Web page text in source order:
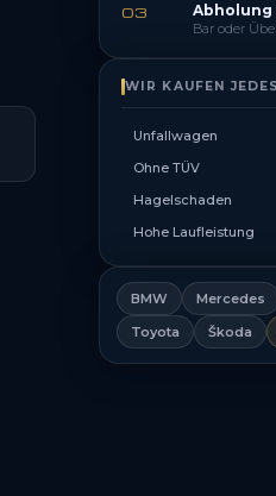
03 Abholung
Bar oder
WIR KAUFEN
Unfallwagen
Ohne TÜV
Hagelschaden
Hohe Laufleistung
BMW Mercedes
Toyota
Škoda